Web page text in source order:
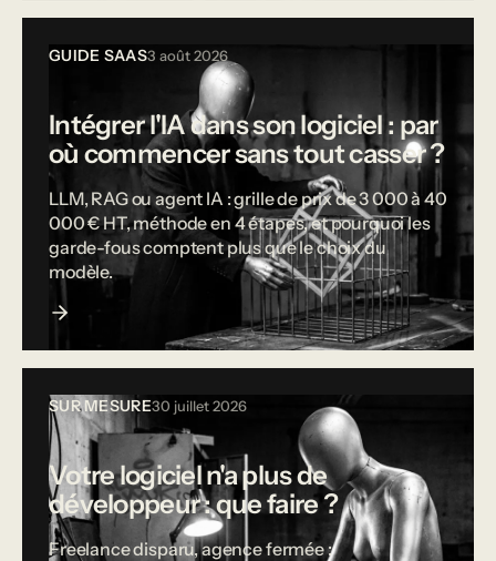
GUIDE SAAS3 août 2026
Intégrer l'IA dans son logiciel : par
où commencer sans tout casser ?
LLM, RAG ou agent IA : grille de prix de 3 000 à 40
000 € HT, méthode en 4 étapes, et pourquoi les
garde-fous comptent plus que le choix du
modèle.
SUR MESURE30 juillet 2026
Votre logiciel n'a plus de
développeur : que faire ?
Freelance disparu, agence fermée :